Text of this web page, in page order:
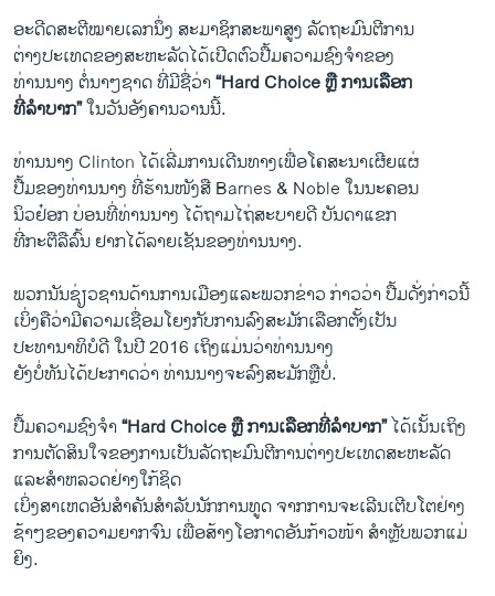
ສຽງ
ລາຍການກະຈາຍສຽງ
ລາຍງານ
ຕິດຕາມພວກເຮົາ ທີ່
ພາສາຕ່າງໆ
ອະດີດ​ສະຕີ​ໝາຍ​ເລກ​ນຶ່ງ ສະມາຊິກ​ສະພາ​ສູງ ລັດຖະມົນຕີ​ການ
​ຕ່າງ​ປະ​ເທດຂອງ​ສະຫະລັດ​ໄດ້​ເປີດ​ຕົວ​ປື້​ມຄວາ​ມຊົງຈຳຂອງ​
ທ່ານ​ນາງ ຕໍ່ນາໆຊາດ ທີ່ມີຊື່ວ່າ“Hard Choice ຫຼື ການ​ເລືອກ
​ທີ່​ລຳບາກ”​ໃນ​ວັນ​ອັງຄານ​ວານ​ນີ້.
ທ່ານ​ນາງ Clinton ​ໄດ້​ເລີ່​ມການເດີນທາງເພື່ອໂຄສະນາເຜີຍແຜ່
ປື້​ມຂອງທ່ານນາງ ​ທີ່​ຮ້ານ​ໜັງສື Barnes & Noble ໃນ​ນະຄອນ​
ນິວຢ໋ອກ ບ່ອນ​ທີ່​ທ່ານ​ນາງ​ ໄດ້​ຖາມ​ໄຖ່ສະບາຍດີ ​ບັນດາແຂກ
ທີ່ກະຕືລື​ລົ້ນ ​ຢາກໄດ້ລາຍເຊັນຂອງທ່ານນາງ.
ພວກ​ນັນຊ່ຽວຊານດ້ານການ​ເມືອງແລະ​ພວກ​ຂ່າວ ກ່າວວ່າ ປື້​ມດັ່ງກ່າວ​ນີ້​
ເບິ່ງ​ຄື​ວ່າມີ​ຄວາມ​ເຊື່ອມ​ໂຍງກັບການ​ລົງ​ສະ​ມັກ​ເລືອກ​ຕັ້ງ​ເປັນ​
ປະທານາທິບໍດີ ​ໃນ​ປີ 2016 ​ເຖິງ​ແມ່ນ​ວ່າທ່ານ​ນາງ
​ຍັງ​ບໍ່​ທັນ​ໄດ້​ປະກາດ​ວ່າ ທ່ານ​ນາງ​ຈະ​ລົງ​ສະມັກ​ຫຼື​ບໍ່.
ປື້​ມຄວາມ​ຊົງ​ຈຳ“Hard Choice ຫຼື ການ​ເລືອກ​ທີ່​ລຳບາກ”​ໄດ້ເນັ້ນ​ເຖິງ​
ການ​ຕັດ​ສິນ​ໃຈຂອງ​ການ​ເປັນລັດຖະມົນຕີ​ການ​ຕ່າງ​ປະ​ເທດ​ສະຫະລັດ ​
ແລະ​ສຳຫລວດ​ຢ່າງ​ໃກ້​ຊິດ
ເບິ່ງສາເຫດອັນສຳຄັນສຳລັບນັກ​ການ​ທູດ​ ຈາ​ກ​ການ​ຈະ​ເລີ​ນ​ເຕີບ​ໂຕຢ່າງ
ຊ້າໆ​ຂອງ​ຄວາມ​ຍາກຈົນ ​ເພື່ອສ້າງໂອກາດ​ອັນກ້າວໜ້າ ສຳ​ຫຼັບ​ພວກ​ແມ່​
ຍິງ.